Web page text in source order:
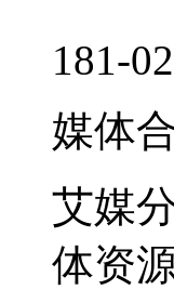
181-
媒体
艾媒
体资